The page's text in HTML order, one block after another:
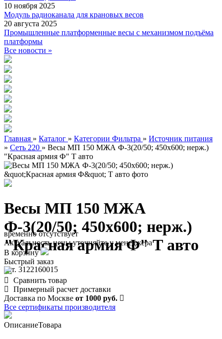
10 ноября 2025
Модуль радиоканала для крановых весов
20 августа 2025
Промышленные платформенные весы с механизмом подъёма
платформы
Все новости »
Главная » Каталог » Категории Фильтра » Источник питания
» Сеть 220 » Весы МП 150 МЖА Ф-3(20/50; 450х600; нерж.)
"Красная армия Ф" Т авто
Весы МП 150 МЖА
Ф-3(20/50; 450х600; нерж.)
"Красная армия Ф" Т авто
арт. 3122160015
временно отсутствует
Актуальность цены уточняйте у менеджера
В корзину
Быстрый заказ
Сравнить товар
Примерный расчет доставки
Доставка по Москве от 1000 руб.
Все сертификаты производителя
ОписаниеТовара